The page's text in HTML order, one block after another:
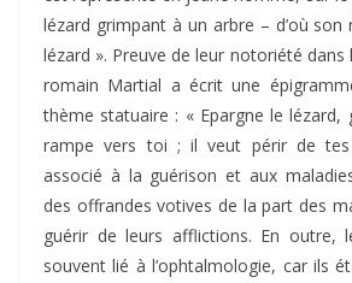
lézard grimpant à un arbre – d’où
lézard ». Preuve de leur notoriété dans
romain Martial a écrit une
thème statuaire : « Epargne le lézard,
rampe vers toi ; il veut périr de tes
associé à la guérison et aux
des offrandes votives de la part des
guérir de leurs afflictions. En outre,
souvent lié à l’ophtalmologie, car ils